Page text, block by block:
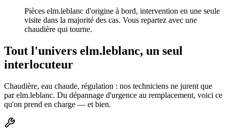
Pièces elm.leblanc d'origine à bord, intervention en une seule
visite dans la majorité des cas. Vous repartez avec une
chaudière qui tourne.
Tout l'univers elm.leblanc, un seul
interlocuteur
Chaudière, eau chaude, régulation : nos techniciens ne jurent que
par elm.leblanc. Du dépannage d'urgence au remplacement, voici ce
qu'on prend en charge — et bien.